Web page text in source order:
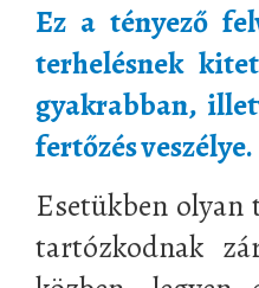
Ez a tényező
terhelésnek
gyakrabban,
fertőzés veszélye.
Esetükben
tartózkodnak